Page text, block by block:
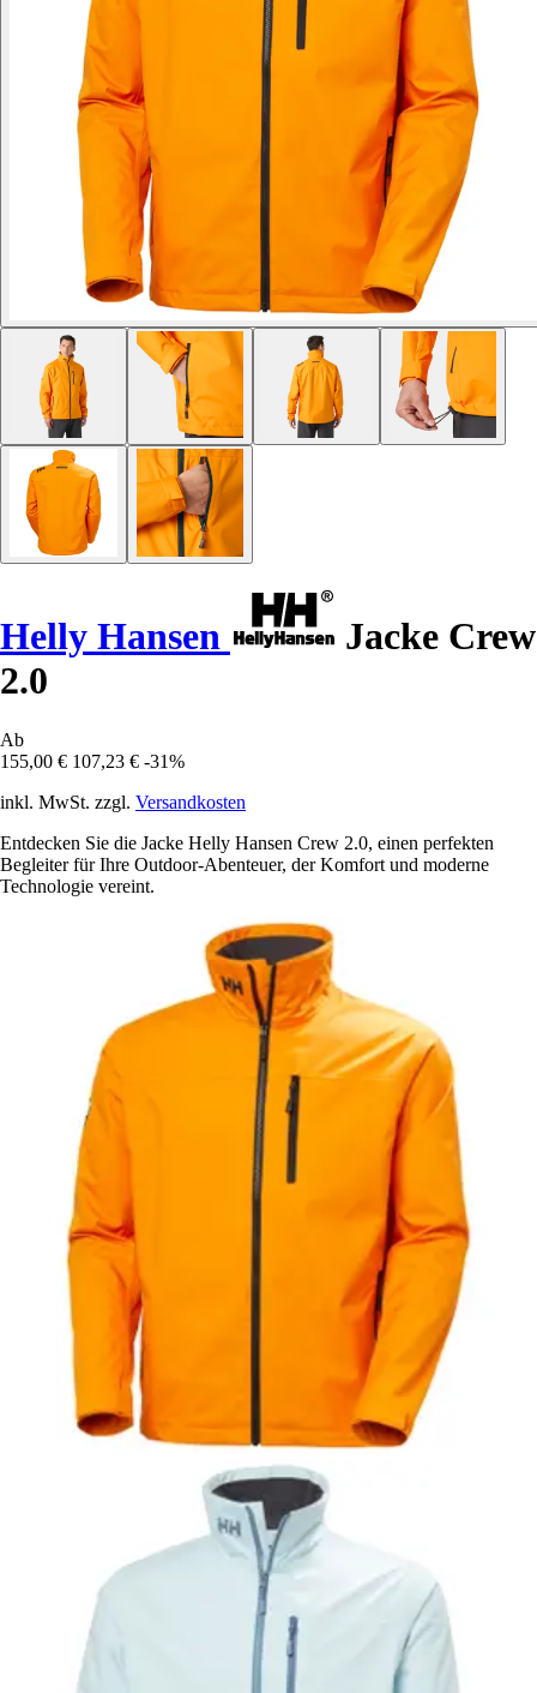
Helly Hansen
Jacke Crew
2.0
Ab
155,00 € 107,23 € -31%
inkl. MwSt. zzgl. Versandkosten
Entdecken Sie die Jacke Helly Hansen Crew 2.0, einen perfekten
Begleiter für Ihre Outdoor-Abenteuer, der Komfort und moderne
Technologie vereint.